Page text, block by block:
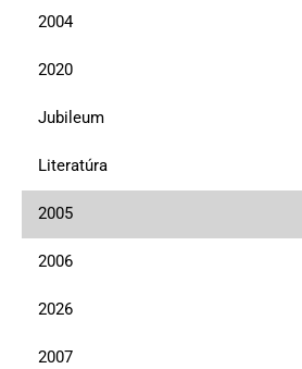
2004
2020
Jubileum
Literatúra
2005
2006
2026
2007